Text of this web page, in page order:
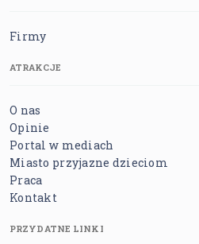
Firmy
ATRAKCJE
O nas
Opinie
Portal w mediach
Miasto przyjazne dzieciom
Praca
Kontakt
PRZYDATNE LINKI